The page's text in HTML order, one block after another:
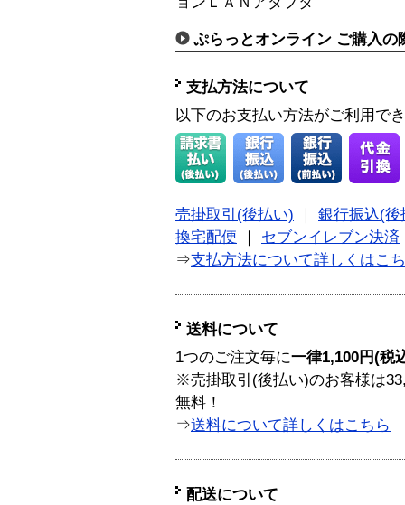
ぷらっとオンライン ご購入の
支払方法について
以下のお支払い方法がご利用で
売掛取引(後払い)
銀行振込(後
換宅配便
セブンイレブン決済
⇒支払方法について詳しくはこ
送料について
1つのご注文毎に一律1,100円(税
※売掛取引(後払い)のお客様は
無料！
⇒送料について詳しくはこちら
配送について